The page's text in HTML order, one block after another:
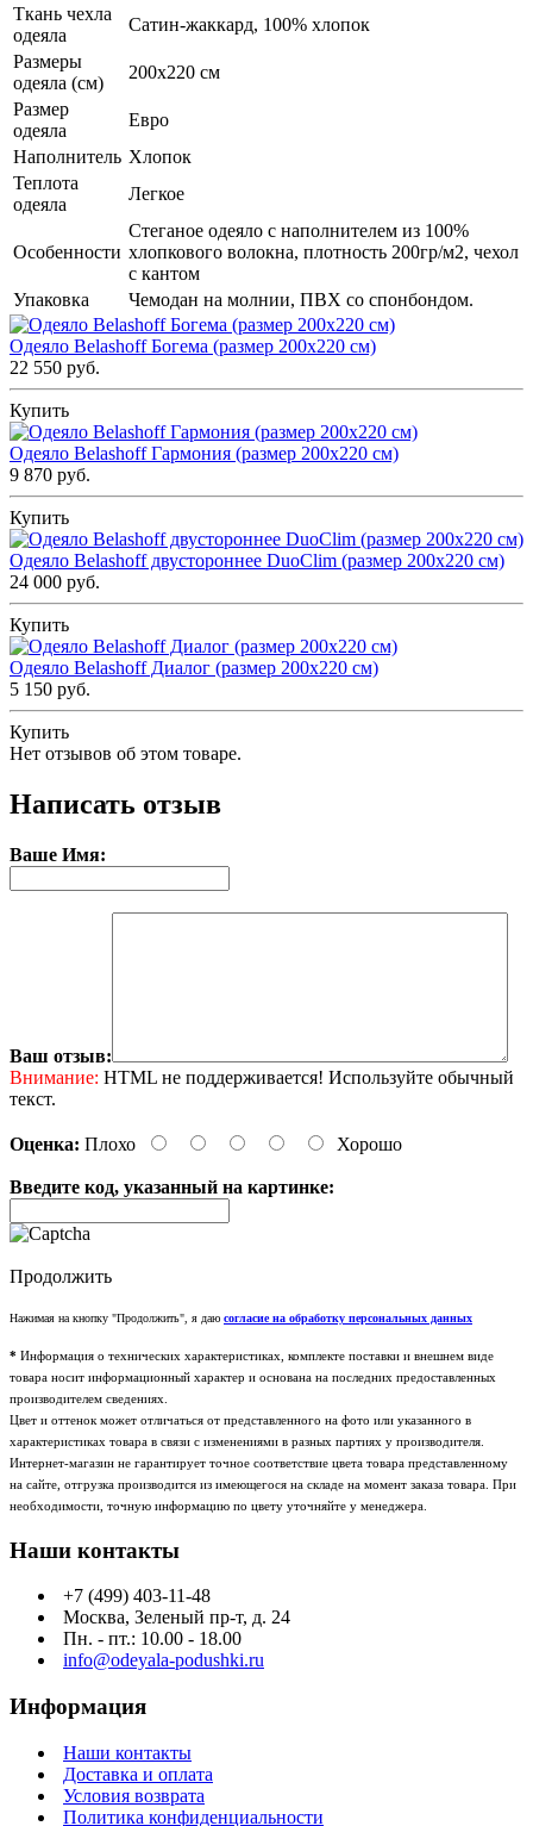
Ткань чехла
одеяла
Сатин-жаккард, 100% хлопок
Размеры
одеяла (см)
200х220 см
Размер
одеяла
Евро
Наполнитель Хлопок
Теплота
одеяла
Легкое
Особенности
Стеганое одеяло с наполнителем из 100%
хлопкового волокна, плотность 200гр/м2, чехол
с кантом
Упаковка
Чемодан на молнии, ПВХ со спонбондом.
Одеяло Belashoff Богема (размер 200х220 см)
22 550 руб.
Купить
Одеяло Belashoff Гармония (размер 200х220 см)
9 870 руб.
Купить
Одеяло Belashoff двустороннее DuoClim (размер 200х220 см)
24 000 руб.
Купить
Одеяло Belashoff Диалог (размер 200х220 см)
5 150 руб.
Купить
Нет отзывов об этом товаре.
Написать отзыв
Ваше Имя:
Ваш отзыв:
Внимание: HTML не поддерживается! Используйте обычный
текст.
Оценка: Плохо Хорошо
Введите код, указанный на картинке:
Продолжить
Нажимая на кнопку "Продолжить", я даю согласие на обработку персональных данных
* Информация о технических характеристиках, комплекте поставки и внешнем виде
товара носит информационный характер и основана на последних предоставленных
производителем сведениях.
Цвет и оттенок может отличаться от представленного на фото или указанного в
характеристиках товара в связи с изменениями в разных партиях у производителя.
Интернет-магазин не гарантирует точное соответствие цвета товара представленному
на сайте, отгрузка производится из имеющегося на складе на момент заказа товара. При
необходимости, точную информацию по цвету уточняйте у менеджера.
Наши контакты
+7 (499) 403-11-48
Москва, Зеленый пр-т, д. 24
Пн. - пт.: 10.00 - 18.00
info@odeyala-podushki.ru
Информация
Наши контакты
Доставка и оплата
Условия возврата
Политика конфиденциальности